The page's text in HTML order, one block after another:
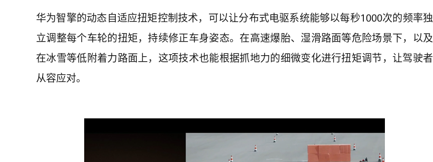
华为智擎的动态自适应扭矩控制技术，可以让分布式电驱系统能够以每秒1000次的频率独
立调整每个车轮的扭矩，持续修正车身姿态。在高速爆胎、湿滑路面等危险场景下，以及
在冰雪等低附着力路面上，这项技术也能根据抓地力的细微变化进行扭矩调节，让驾驶者
从容应对。